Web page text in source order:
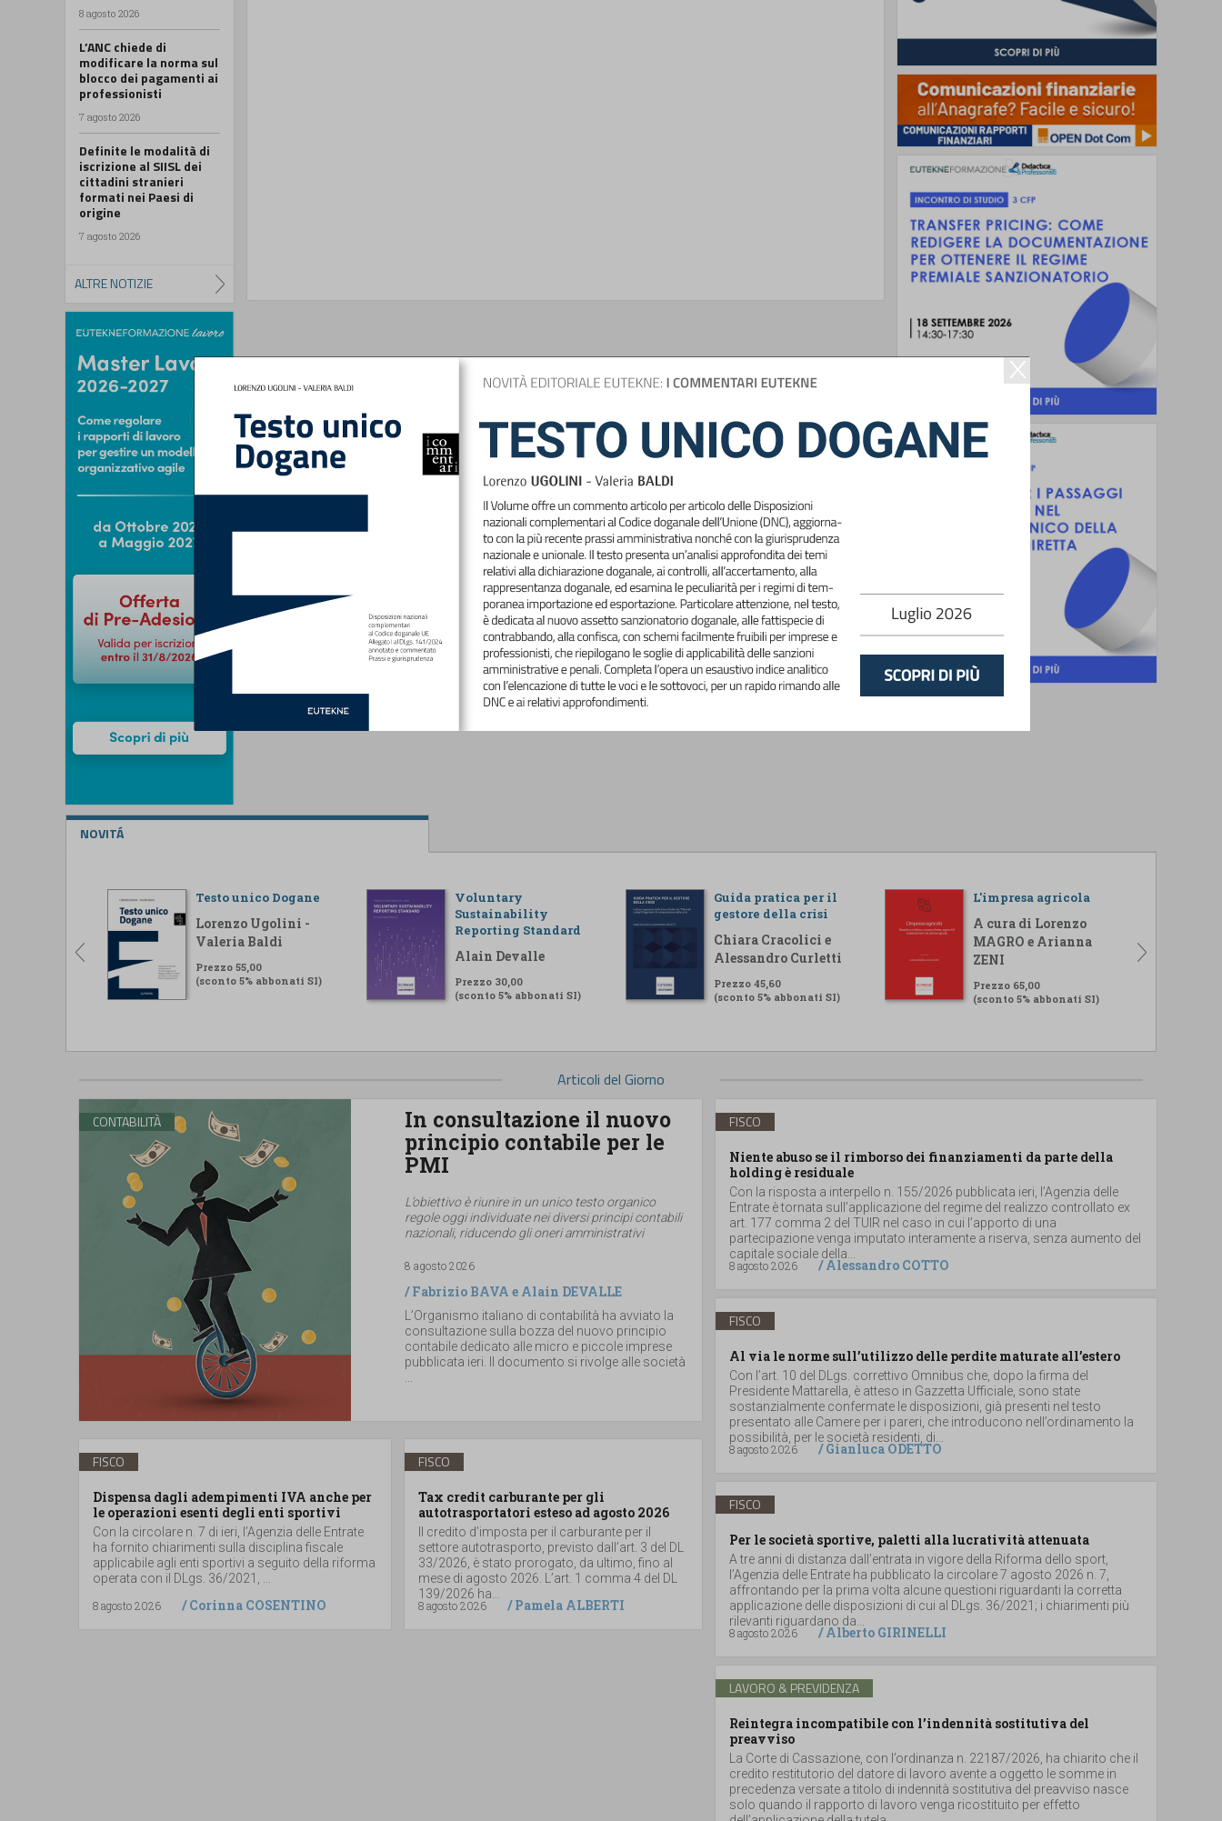
8 agosto 2026
L’ANC chiede di
modificare la norma sul
blocco dei pagamenti ai
professionisti
7 agosto 2026
Definite le modalità di
iscrizione al SIISL dei
cittadini stranieri
formati nei Paesi di
origine
7 agosto 2026
ALTRE NOTIZIE
NOVITÁ
Testo unico Dogane
Lorenzo Ugolini -
Valeria Baldi
Prezzo 55,00
(sconto 5% abbonati SI)
Voluntary
Sustainability
Reporting Standard
Alain Devalle
Prezzo 30,00
(sconto 5% abbonati SI)
Guida pratica per il
gestore della crisi
Chiara Cracolici e
Alessandro Curletti
Prezzo 45,60
(sconto 5% abbonati SI)
L'impresa agricola
A cura di Lorenzo
MAGRO e Arianna
ZENI
Prezzo 65,00
(sconto 5% abbonati SI)
Articoli del Giorno
CONTABILITÀ
In consultazione il nuovo
principio contabile per le
PMI
L’obiettivo è riunire in un unico testo organico
regole oggi individuate nei diversi principi contabili
nazionali, riducendo gli oneri amministrativi
8 agosto 2026
/Fabrizio BAVA e Alain DEVALLE
L’Organismo italiano di contabilità ha avviato la
consultazione sulla bozza del nuovo principio
contabile dedicato alle micro e piccole imprese
pubblicata ieri. Il documento si rivolge alle società
...
FISCO
Dispensa dagli adempimenti IVA anche per
le operazioni esenti degli enti sportivi
Con la circolare n. 7 di ieri, l’Agenzia delle Entrate
ha fornito chiarimenti sulla disciplina fiscale
applicabile agli enti sportivi a seguito della riforma
operata con il DLgs. 36/2021, ...
8 agosto 2026
/Corinna COSENTINO
FISCO
Tax credit carburante per gli
autotrasportatori esteso ad agosto 2026
Il credito d’imposta per il carburante per il
settore autotrasporto, previsto dall’art. 3 del DL
33/2026, è stato prorogato, da ultimo, fino al
mese di agosto 2026. L’art. 1 comma 4 del DL
139/2026 ha...
8 agosto 2026
/Pamela ALBERTI
FISCO
Niente abuso se il rimborso dei finanziamenti da parte della
holding è residuale
Con la risposta a interpello n. 155/2026 pubblicata ieri, l’Agenzia delle
Entrate è tornata sull’applicazione del regime del realizzo controllato ex
art. 177 comma 2 del TUIR nel caso in cui l’apporto di una
partecipazione venga imputato interamente a riserva, senza aumento del
capitale sociale della...
8 agosto 2026
/Alessandro COTTO
FISCO
Al via le norme sull’utilizzo delle perdite maturate all’estero
Con l’art. 10 del DLgs. correttivo Omnibus che, dopo la firma del
Presidente Mattarella, è atteso in Gazzetta Ufficiale, sono state
sostanzialmente confermate le disposizioni, già presenti nel testo
presentato alle Camere per i pareri, che introducono nell’ordinamento la
possibilità, per le società residenti, di...
8 agosto 2026
/Gianluca ODETTO
FISCO
Per le società sportive, paletti alla lucratività attenuata
A tre anni di distanza dall’entrata in vigore della Riforma dello sport,
l’Agenzia delle Entrate ha pubblicato la circolare 7 agosto 2026 n. 7,
affrontando per la prima volta alcune questioni riguardanti la corretta
applicazione delle disposizioni di cui al DLgs. 36/2021; i chiarimenti più
rilevanti riguardano da...
8 agosto 2026
/Alberto GIRINELLI
LAVORO & PREVIDENZA
Reintegra incompatibile con l’indennità sostitutiva del
preavviso
La Corte di Cassazione, con l’ordinanza n. 22187/2026, ha chiarito che il
credito restitutorio del datore di lavoro avente a oggetto le somme in
precedenza versate a titolo di indennità sostitutiva del preavviso nasce
solo quando il rapporto di lavoro venga ricostituito per effetto